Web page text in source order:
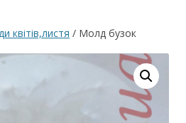
квітів,листя / Молд бузок